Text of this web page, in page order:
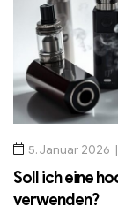
5. Januar 2026
Soll ich eine
verwenden?